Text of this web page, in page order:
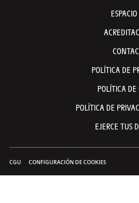
POLÍTICA DE
POLÍTICA DE
POLÍTICA DE
EJERCE TUS
CGU CONFIGURACIÓN DE COOKIES